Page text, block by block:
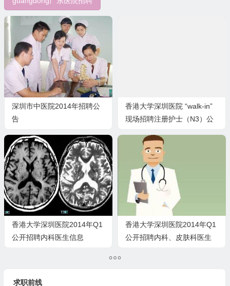
深圳市中医院2014年招聘公
告
香港大学深圳医院 “walk-in”
现场招聘注册护士（N3）公
香港大学深圳医院2014年Q1
公开招聘内科医生信息
香港大学深圳医院2014年Q1
公开招聘内科、皮肤科医生
求职前线